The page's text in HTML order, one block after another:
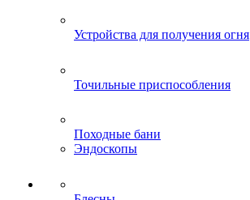
Устройства для получения огня
Точильные приспособления
Походные бани
Эндоскопы